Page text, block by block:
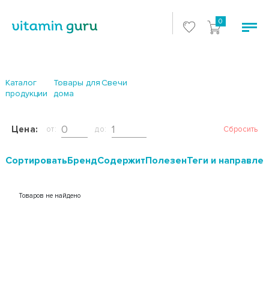
0
Каталог
продукции
Товары для
дома
Свечи
Цена: от: до: Сбросить
CортироватьБрендСодержитПолезенТеги и
Товаров не найдено